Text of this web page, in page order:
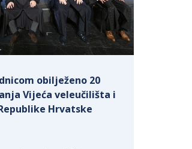
obilježeno 20
Vijeća veleučilišta i
Hrvatske